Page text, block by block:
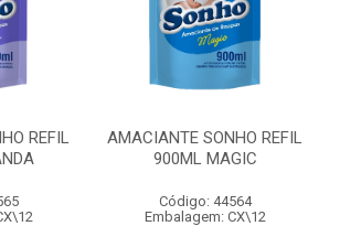
REFIL
AMACIANTE SONHO REFIL
900ML MAGIC
Código: 44564
Embalagem: CX\12